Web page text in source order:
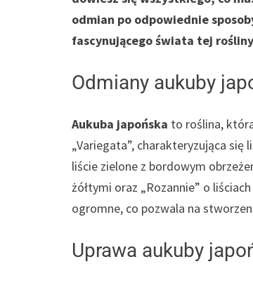
odmian po odpowiednie
fascynującego świata tej
Odmiany aukuby
Aukuba japońska to roślina,
„Variegata”, charakteryzująca
liście zielone z bordowym
żółtymi oraz „Rozannie” o
ogromne, co pozwala na
Uprawa aukuby